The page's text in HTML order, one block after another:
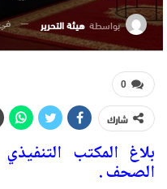
بواسطة هيئة التحرير
0
شارك
بلاغ المكتب التنفيذي
الصحف .